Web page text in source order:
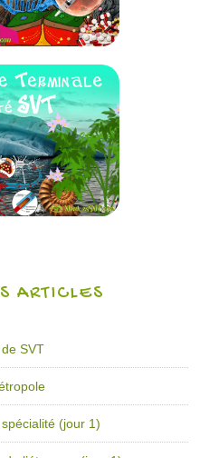
ARTICLES
SVT
(jour 1)